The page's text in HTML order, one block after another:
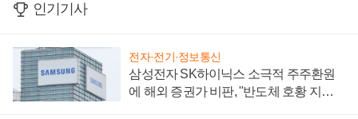
인기기사
전자·전기·정보통신
삼성전자 SK하이닉스 소극적 주주환원
에 해외 증권가 비판, "반도체 호황 지속